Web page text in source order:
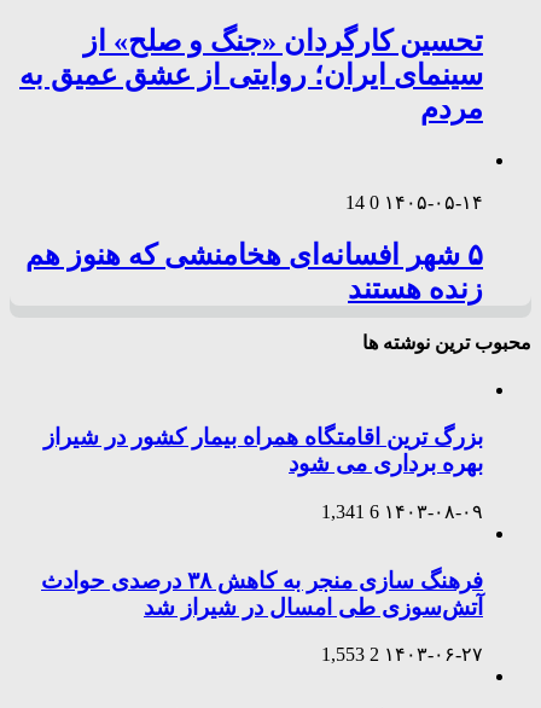
تحسین کارگردان «جنگ و صلح» از
سینمای ایران؛ روایتی از عشق عمیق به
مردم
۱۴۰۵-۰۵-۱۴ 0
14
۵ شهر افسانه‌ای هخامنشی که هنوز هم
زنده هستند
محبوب ترین نوشته ها
بزرگ ترین اقامتگاه همراه بیمار کشور در شیراز
بهره برداری می شود
۱۴۰۳-۰۸-۰۹ 6
1,341
فرهنگ سازی منجر به کاهش ۳۸ درصدی حوادث
آتش‌سوزی طی امسال در شیراز شد
۱۴۰۳-۰۶-۲۷ 2
1,553